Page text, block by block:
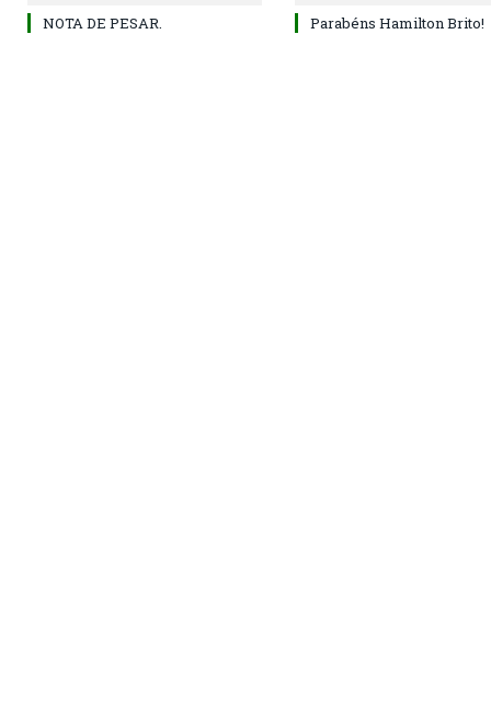
NOTA DE PESAR. Parabéns Hamilton Brito!